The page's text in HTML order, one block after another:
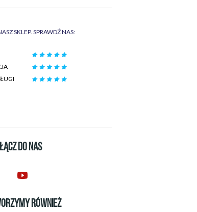
SKLEP. SPRAWDŹ NAS:
DO NAS
RÓWNIEŻ